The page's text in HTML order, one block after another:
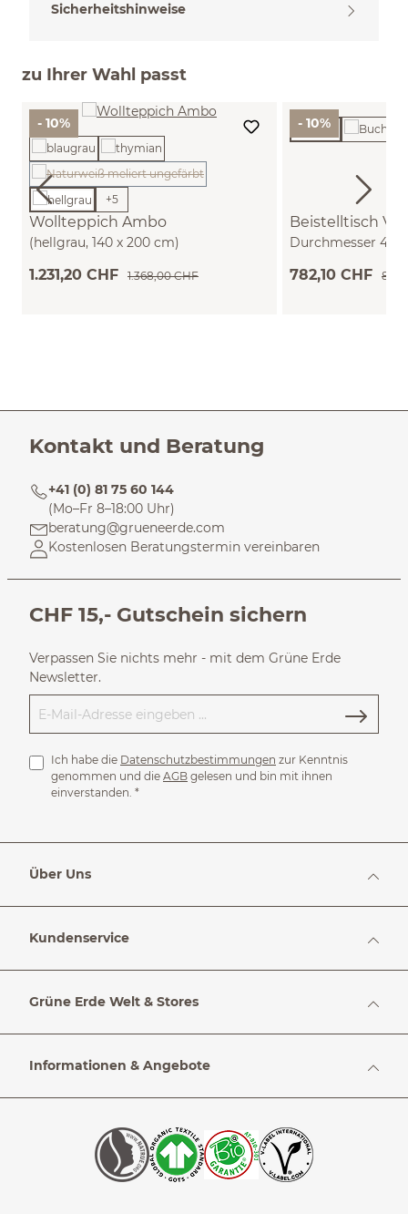
Sicherheitshinweise
zu Ihrer Wahl passt
- 10%
Wollteppich Ambo
(hellgrau, 140 x 200 cm)
(Diese Option ist zurzeit nicht verfügbar.)
+5
1.231,20 CHF 1.368,00 CHF
- 10%
Beistelltisch
Durchmesser 42
782,10 CHF
Kontakt und Beratung
+41 (0) 81 75 60 144
(Mo–Fr 8–18:00 Uhr)
beratung@grueneerde.com
Kostenlosen Beratungstermin vereinbaren
CHF 15,- Gutschein sichern
Verpassen Sie nichts mehr - mit dem Grüne Erde
Newsletter.
Ich habe die Datenschutzbestimmungen zur Kenntnis
genommen und die AGB gelesen und bin mit ihnen
einverstanden. *
Über Uns
Kundenservice
Grüne Erde Welt & Stores
Informationen & Angebote